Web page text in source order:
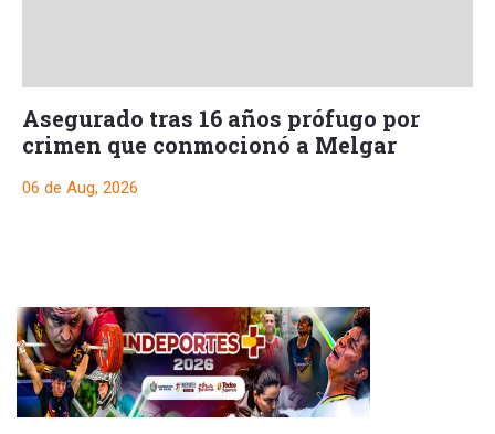
Asegurado tras 16 años prófugo por
crimen que conmocionó a Melgar
06 de Aug, 2026